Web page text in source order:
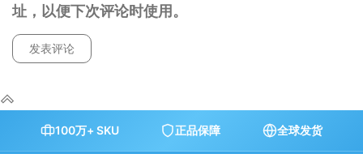
址，以便下次评论时使用。
100万+ SKU 正品保障 全球发货